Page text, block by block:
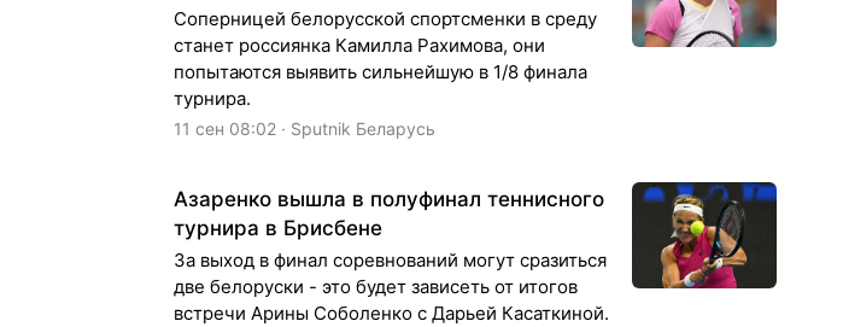
Соперницей белорусской спортсменки в среду
станет россиянка Камилла Рахимова, они
попытаются выявить сильнейшую в 1/8 финала
турнира.
11 сен 08:02 · Sputnik Беларусь
Азаренко вышла в полуфинал теннисного
турнира в Брисбене
За выход в финал соревнований могут сразиться
две белоруски - это будет зависеть от итогов
встречи Арины Соболенко с Дарьей Касаткиной.